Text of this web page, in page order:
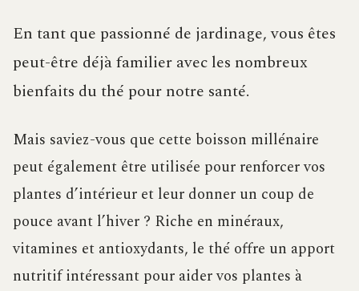
En tant que passionné de jardinage, vous êtes
peut-être déjà familier avec les nombreux
bienfaits du thé pour notre santé.
Mais saviez-vous que cette boisson millénaire
peut également être utilisée pour renforcer vos
plantes d’intérieur et leur donner un coup de
pouce avant l’hiver ? Riche en minéraux,
vitamines et antioxydants, le thé offre un apport
nutritif intéressant pour aider vos plantes à